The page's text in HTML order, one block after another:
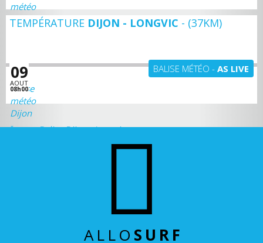
TEMPÉRATURE DIJON - LONGVIC - (37KM)
09
AOUT
08h00
BALISE MÉTÉO - AS LIVE
Balise Dijon - Longvic
ALLO SURF